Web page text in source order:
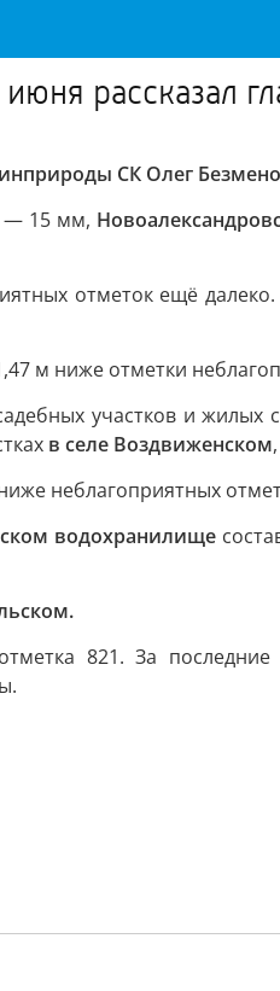
рассказал
СК Олег
— 15 мм,
отметок ещё далеко.
м ниже отметки
участков и жилых
в селе Воздвиженском
неблагоприятных
водохранилище
отметка 821. За